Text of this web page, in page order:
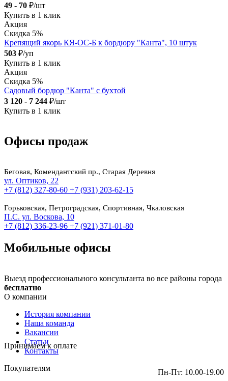
49 - 70 ₽/шт
Купить в 1 клик
Акция
Скидка 5%
Крепящий якорь КЯ-ОС-Б к бордюру "Канта", 10 штук
503 ₽/уп
Купить в 1 клик
Акция
Скидка 5%
Садовый бордюр "Канта" с бухтой
3 120 - 7 244 ₽/шт
Купить в 1 клик
Офисы продаж
Беговая, Комендантский пр., Старая Деревня
ул. Оптиков, 22
+7 (812) 327-80-60 +7 (931) 203-62-15
Горьковская, Петроградская, Спортивная, Чкаловская
П.С. ул. Воскова, 10
+7 (812) 336-23-96 +7 (921) 371-01-80
Мобильные офисы
Выезд профессионального консультанта во все районы города
бесплатно
О компании
История компании
Наша команда
Вакансии
Статьи
Контакты
Покупателям
Принимаем к оплате
Пн-Пт: 10.00-19.00